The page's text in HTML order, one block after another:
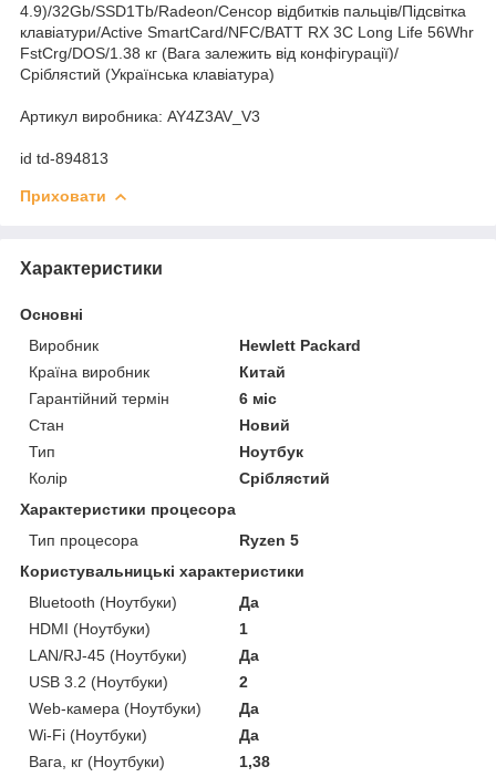
4.9)/32Gb/SSD1Tb/Radeon/Сенсор відбитків пальців/Підсвітка
клавіатури/Active SmartCard/NFC/BATT RX 3C Long Life 56Whr
FstCrg/DOS/1.38 кг (Вага залежить від конфігурації)/
Сріблястий (Українська клавіатура)
Артикул виробника: AY4Z3AV_V3
id td-894813
Приховати
Характеристики
Основні
Виробник
Hewlett Packard
Країна виробник
Китай
Гарантійний термін
6 міс
Стан
Новий
Тип
Ноутбук
Колір
Сріблястий
Характеристики процесора
Тип процесора
Ryzen 5
Користувальницькі характеристики
Bluetooth (Ноутбуки)
Да
HDMI (Ноутбуки)
1
LAN/RJ-45 (Ноутбуки)
Да
USB 3.2 (Ноутбуки)
2
Web-камера (Ноутбуки)
Да
Wi-Fi (Ноутбуки)
Да
Вага, кг (Ноутбуки)
1,38